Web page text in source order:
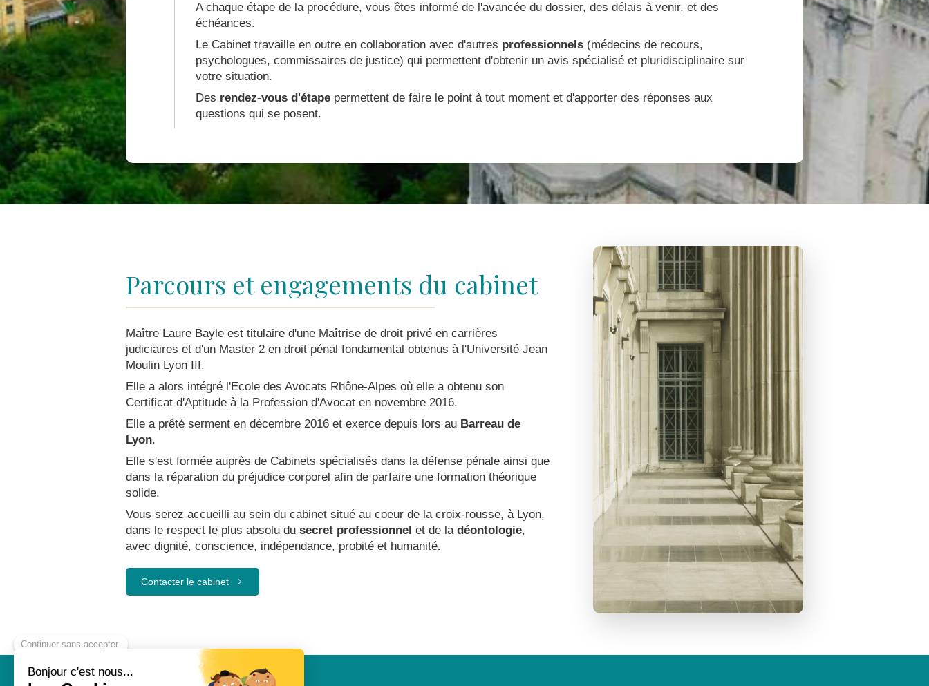
A chaque étape de la procédure, vous êtes informé de l'avancée du dossier, des délais à venir, et des
échéances.
Le Cabinet travaille en outre en collaboration avec d'autres professionnels (médecins de recours,
psychologues, commissaires de justice) qui permettent d'obtenir un avis spécialisé et pluridisciplinaire sur
votre situation.
Des rendez-vous d'étape permettent de faire le point à tout moment et d'apporter des réponses aux
questions qui se posent.
Parcours et engagements du cabinet
Maître Laure Bayle est titulaire d'une Maîtrise de droit privé en carrières
judiciaires et d'un Master 2 en droit pénal fondamental obtenus à l'Université Jean
Moulin Lyon III.​
Elle a alors intégré l'Ecole des Avocats Rhône-Alpes où elle a obtenu son
Certificat d'Aptitude à la Profession d'Avocat en novembre 2016.​
Elle a prêté serment en décembre 2016 et exerce depuis lors au Barreau de
Lyon.
Elle s'est formée auprès de Cabinets spécialisés dans la défense pénale ainsi que
dans la réparation du préjudice corporel afin de parfaire une formation théorique
solide.
Vous serez accueilli au sein du cabinet situé au coeur de la croix-rousse, à Lyon,
dans le respect le plus absolu du secret professionnel et de la déontologie,
avec dignité, conscience, indépendance, probité et humanité.
Contacter le cabinet